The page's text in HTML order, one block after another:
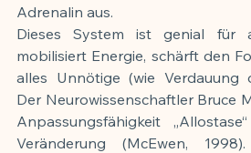
Adrenalin aus.
Dieses System ist genial für
mobilisiert Energie, schärft den
alles Unnötige (wie Verdauung
Der Neurowissenschaftler Bruce
Anpassungsfähigkeit
Veränderung (McEwen,